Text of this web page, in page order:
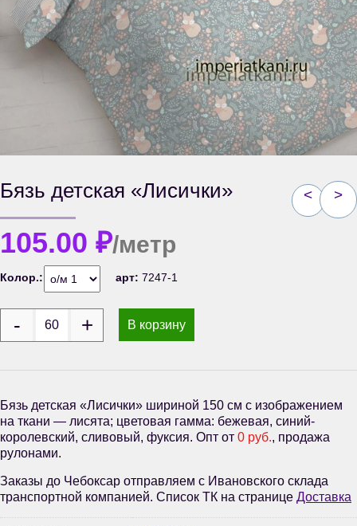
< >
Бязь детская «Лисички»
105.00 ₽/метр
Колор.: арт: 7247-1
В корзину
Бязь детская «Лисички» шириной 150 см с изображением
на ткани — лисята; цветовая гамма: бежевая, синий-
королевский, сливовый, фуксия. Опт от 0 руб., продажа
рулонами.
Заказы до Чебоксар отправляем с Ивановского склада
транспортной компанией. Список ТК на странице Доставка